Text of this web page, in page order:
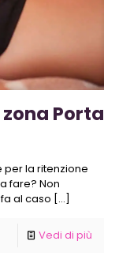
Porta
la ritenzione
fare? Non
al caso […]
Vedi di più